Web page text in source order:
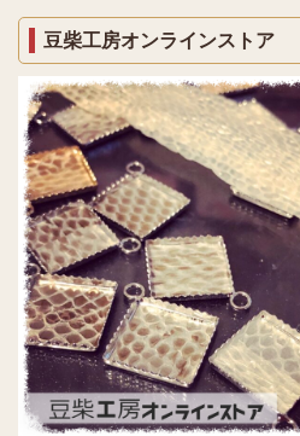
豆柴工房オンラインストア